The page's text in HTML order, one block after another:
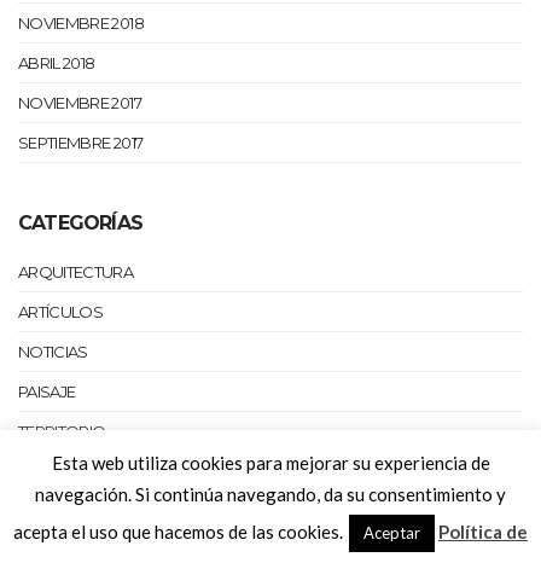
NOVIEMBRE 2018
ABRIL 2018
NOVIEMBRE 2017
SEPTIEMBRE 2017
CATEGORÍAS
ARQUITECTURA
ARTÍCULOS
NOTICIAS
PAISAJE
TERRITORIO
URBANISMO
Esta web utiliza cookies para mejorar su experiencia de
navegación. Si continúa navegando, da su consentimiento y
acepta el uso que hacemos de las cookies.
Aceptar
Política de